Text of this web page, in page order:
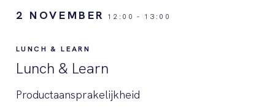
2 NOVEMBER 12:00 - 13:00
LUNCH & LEARN
Lunch & Learn
Productaansprakelijkheid